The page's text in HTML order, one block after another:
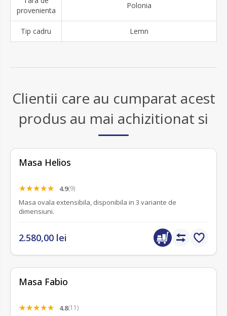
provenienta
Polonia
Tip cadru Lemn
Clientii care au cumparat acest
produs au mai achizitionat si
Masa Helios
4.9(9)
Masa ovala extensibila, disponibila in 3 variante de
dimensiuni.
2.580,00 lei
Masa Fabio
4.8(11)